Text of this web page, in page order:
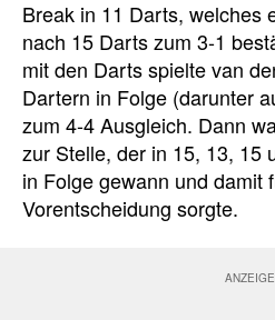
Break in 11 Darts, welches
nach 15 Darts zum 3-1
mit den Darts spielte van
Dartern in Folge (darunter
zum 4-4 Ausgleich. Dann
zur Stelle, der in 15, 13, 15
in Folge gewann und damit
Vorentscheidung sorgte.